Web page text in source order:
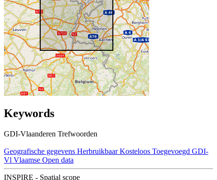
Keywords
GDI-Vlaanderen Trefwoorden
Geografische gegevens Herbruikbaar Kosteloos Toegevoegd GDI-
Vl Vlaamse Open data
INSPIRE - Spatial scope